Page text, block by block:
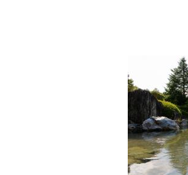
割